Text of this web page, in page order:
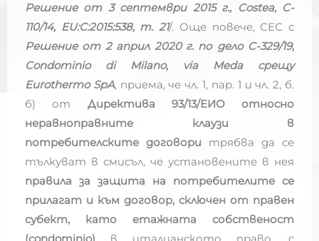
Решение от 3 септември 2015 г., Costea, C-
110/14, EU:C:2015:538, т. 21/. Още повече, СЕС с
Решение от 2 април 2020 г. по дело C-329/19,
Condominio di Milano, via Meda срещу
Eurothermo SpA, приема, че чл. 1, пар. 1 и чл. 2, б.
б) от Директива 93/13/ЕИО относно
неравноправните клаузи в
потребителските договори трябва да се
тълкуват в смисъл, че установените в нея
правила за защита на потребителите се
прилагат и към договор, сключен от правен
субект, като етажната собственост
(condominio) в италианското право, с